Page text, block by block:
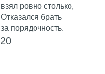
ровно столько,
брать
порядочность.